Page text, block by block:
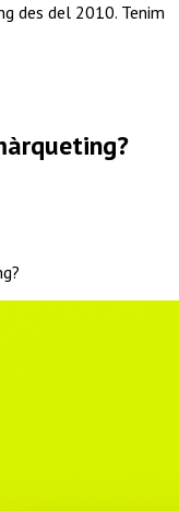
des del 2010. Tenim